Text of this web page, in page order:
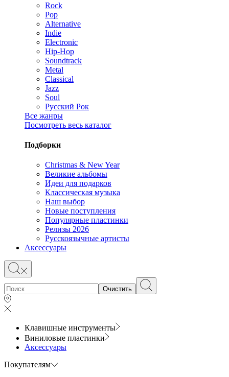
Rock
Pop
Alternative
Indie
Electronic
Hip-Hop
Soundtrack
Metal
Classical
Jazz
Soul
Русский Рок
Все жанры
Посмотреть весь каталог
Подборки
Christmas & New Year
Великие альбомы
Идеи для подарков
Классическая музыка
Наш выбор
Новые поступления
Популярные пластинки
Релизы 2026
Русскоязычные артисты
Аксессуары
Очистить
Клавишные инструменты
Виниловые пластинки
Аксессуары
Покупателям